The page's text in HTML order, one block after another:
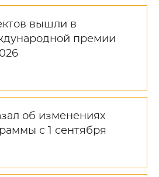
вышли в
премии
об изменениях
с 1 сентября